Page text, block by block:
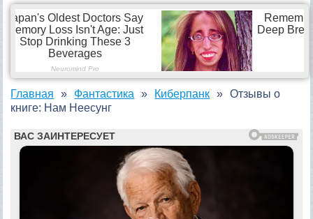
Главная Фантастика Киберпанк
Отзывы о
книге: Нам Hеесунг